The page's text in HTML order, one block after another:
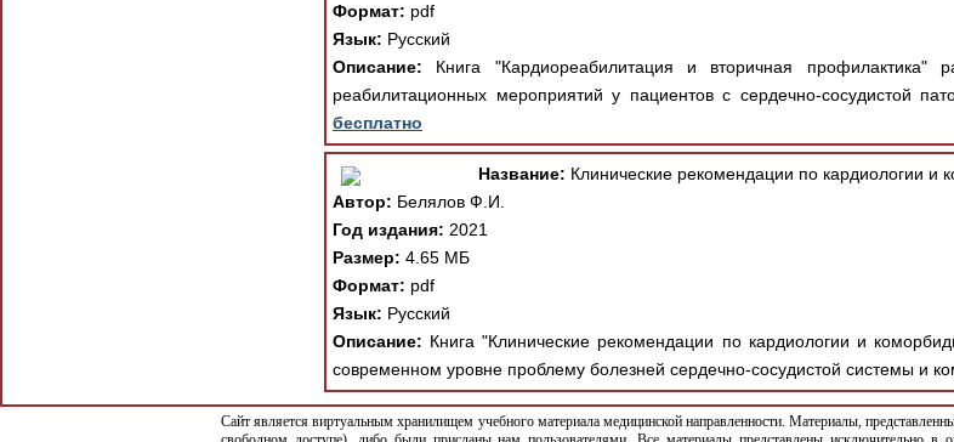
Формат: pdf
Язык: Русский
Описание: Книга "Кардиореабилитация и вторичная профилактика"
реабилитационных мероприятий у пациентов с сердечно-сосудистой
бесплатно
Название: Клинические рекомендации по кардиологии и
Автор: Белялов Ф.И.
Год издания: 2021
Размер: 4.65 МБ
Формат: pdf
Язык: Русский
Описание: Книга "Клинические рекомендации по кардиологии и
современном уровне проблему болезней сердечно-сосудистой системы и
Сайт является виртуальным хранилищем учебного материала медицинской направленности. Материалы,